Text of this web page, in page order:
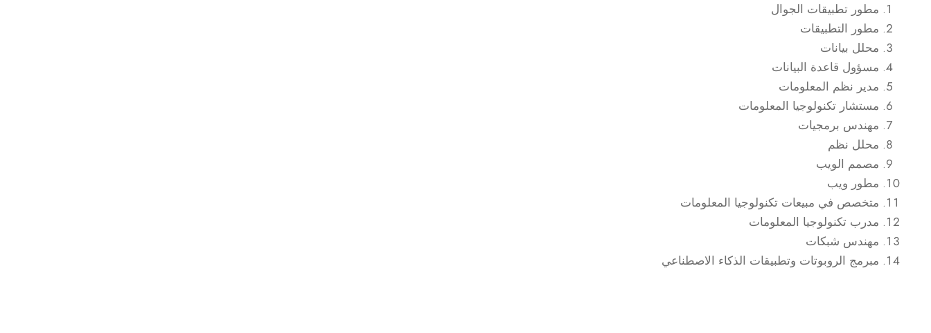
مطور تطبيقات الجوال
مطور التطبيقات
محلل بيانات
مسؤول قاعدة البيانات
مدير نظم المعلومات
مستشار تكنولوجيا المعلومات
مهندس برمجيات
محلل نظم
مصمم الويب
مطور ويب
متخصص في مبيعات تكنولوجيا المعلومات
مدرب تكنولوجيا المعلومات
مهندس شبكات
مبرمج الروبوتات وتطبيقات الذكاء الاصطناعي